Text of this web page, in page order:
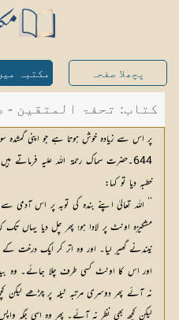
پچھلا صفحہ مکتبہ
کتاب: تحفۃ المتقین -
پر اس سے زیادہ خوش ہوتا ہے جو اپنی گمشدہ
644۔حضرت سماک رحمۃ اللہ علیہ
خطبہ دیا تو کہا:
’’ اللہ تعالیٰ اپنے بندہ کی توبہ پر اس
مشکیزہ اونٹ پر لادا ہو؛ پھر چل دیا یہاں تک
نیندنے گھیر لیا۔ اور وہ اتر کر ایک درخت
اور اس کا اونٹ کسی طرف چلا جائے۔ وہ
نہ آئے پھر دوسری مرتبہ ٹیلہ پر چڑھے لیکن
لیکن کچھ بھی نظر نہ آئے۔ پھر وہ اسی جگہ